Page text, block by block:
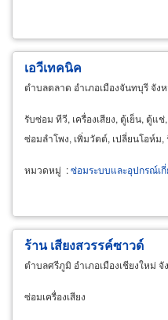
เอวีเทคนิค
ตำบลตลาด อำเภอเมืองจันทบุรี จัง
รับซ่อม ทีวี, เครื่องเสียง, ตู้เย็น, ตู้แ
ซ่อมลำโพง, เพิ่มวัตต์, เปลี่ยนโอห์
หมวดหมู่ :ซ่อมระบบและอุปกรณ์เกี่
ร้าน เสียงสวรรค์ซาวด์
ตำบลศรีภูมิ อำเภอเมืองเชียงใหม่
ซ่อมเครื่องเสียง